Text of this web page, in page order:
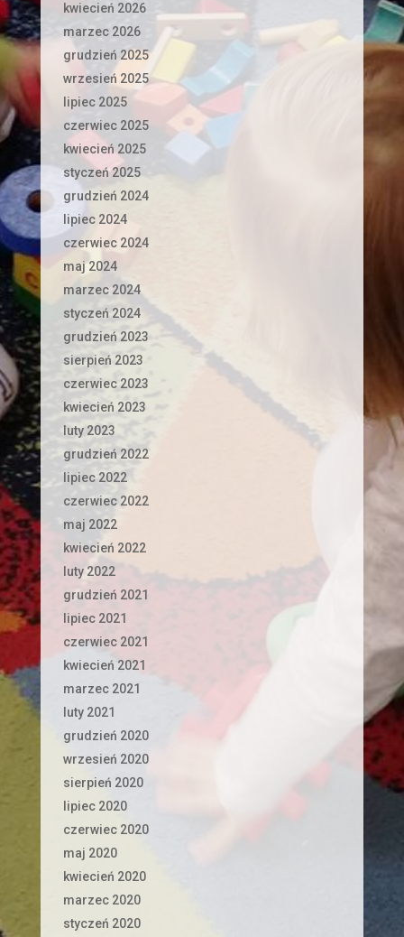
kwiecień 2026
marzec 2026
grudzień 2025
wrzesień 2025
lipiec 2025
czerwiec 2025
kwiecień 2025
styczeń 2025
grudzień 2024
lipiec 2024
czerwiec 2024
maj 2024
marzec 2024
styczeń 2024
grudzień 2023
sierpień 2023
czerwiec 2023
kwiecień 2023
luty 2023
grudzień 2022
lipiec 2022
czerwiec 2022
maj 2022
kwiecień 2022
luty 2022
grudzień 2021
lipiec 2021
czerwiec 2021
kwiecień 2021
marzec 2021
luty 2021
grudzień 2020
wrzesień 2020
sierpień 2020
lipiec 2020
czerwiec 2020
maj 2020
kwiecień 2020
marzec 2020
styczeń 2020